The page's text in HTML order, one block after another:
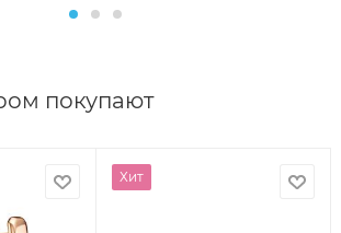
покупают
Хит